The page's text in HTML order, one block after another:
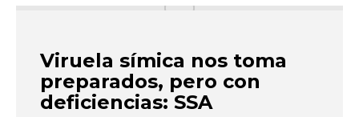
Viruela símica nos toma
preparados, pero con
deficiencias: SSA